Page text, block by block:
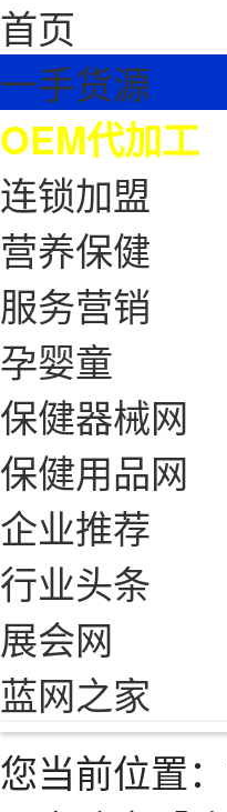
首页
一手货源
OEM代加工
连锁加盟
营养保健
服务营销
孕婴童
保健器械网
保健用品网
企业推荐
行业头条
展会网
蓝网之家
您当前位置：